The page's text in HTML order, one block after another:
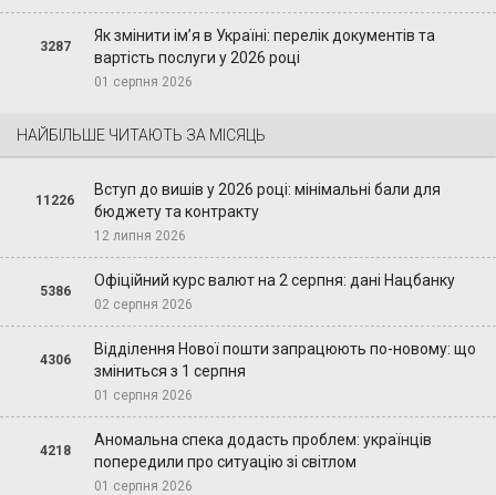
3287
Як змінити ім’я в Україні: перелік документів та
вартість послуги у 2026 році
01 серпня 2026
НАЙБІЛЬШЕ ЧИТАЮТЬ ЗА МІСЯЦЬ
11226
Вступ до вишів у 2026 році: мінімальні бали для
бюджету та контракту
12 липня 2026
5386
Офіційний курс валют на 2 серпня: дані Нацбанку
02 серпня 2026
4306
Відділення Нової пошти запрацюють по-новому: що
зміниться з 1 серпня
01 серпня 2026
4218
Аномальна спека додасть проблем: українців
попередили про ситуацію зі світлом
01 серпня 2026